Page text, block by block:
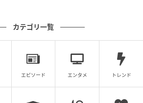
てウエストまわりをカバーすれ
、ゆるめのトップスを軽くかぶせ
り自然に仕上がります。ただし、
るとクリップが体に当たる感覚が
も短時間の応急処置に向いている
カテゴリ一覧
エピソード エンタメ トレンド